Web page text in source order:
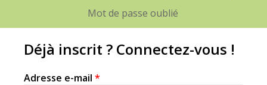
Mot de passe oublié
Déjà inscrit ? Connectez-vous !
Adresse e-mail *